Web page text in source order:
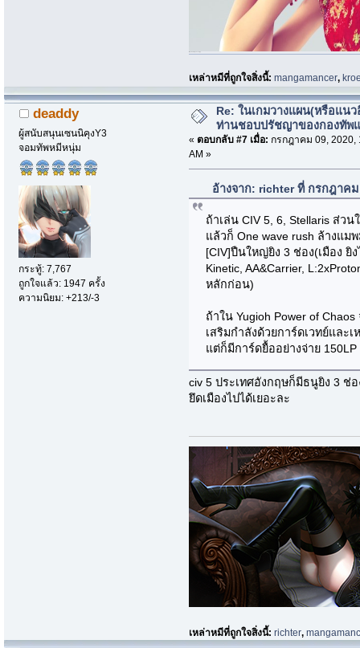
เหล่าหมีที่ถูกใจสิ่งนี้:mangamancer,
deaddy
ผู้สนับสนุนเซนนิคุงY3
จอมทัพหมีหนุ่ม
กระทู้: 7,767
ถูกใจแล้ว: 1947 ครั้ง
ความนิยม: +213/-3
Re: ในเกมวางแผน(หรือแน
ท่านชอบปรัชญาของกองทัพ
« ตอบกลับ #7 เมื่อ: กรกฎาคม 09, 2020,
AM »
อ้างจาก: richter ที่ กรกฎาคม
ถ้าเล่น CIV 5, 6, Stellaris ส่ว
แล้วก็ One wave rush ล้างแม
[CIV]ปืนใหญ่ยิง 3 ช่อง(เมือง ยิ
Kinetic, AA&Carrier,
หลักก่อน)
ถ้าใน Yugioh Power of
เสริมกำลังด้วยการ์ดเวทย์และ
แต่ก็มีการ์ดยื้ออย่างจ่าย
civ 5 ประเทศอังกฤษก็มีธนูยิง 3 ช่
ยึดเมืองไปได้เยอะละ
เหล่าหมีที่ถูกใจสิ่งนี้:richter,